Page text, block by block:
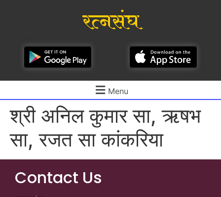
रत्नसंघ
Menu
श्री अनिल कुमार सा, ऋषभ
सा, रजत सा कांकरिया
Contact Us